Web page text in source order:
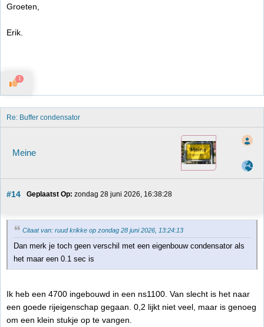
Groeten,
Erik.
1
Re: Buffer condensator
Meine
#14 Geplaatst Op: zondag 28 juni 2026, 16:38:28
Citaat van: ruud krikke op zondag 28 juni 2026, 13:24:13
Dan merk je toch geen verschil met een eigenbouw condensator als
het maar een 0.1 sec is
Ik heb een 4700 ingebouwd in een ns1100. Van slecht is het naar
een goede rijeigenschap gegaan. 0,2 lijkt niet veel, maar is genoeg
om een klein stukje op te vangen.